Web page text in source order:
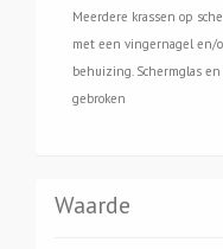
Meerdere krassen op
met een vingernagel en/
behuizing. Schermglas
gebroken
Waarde